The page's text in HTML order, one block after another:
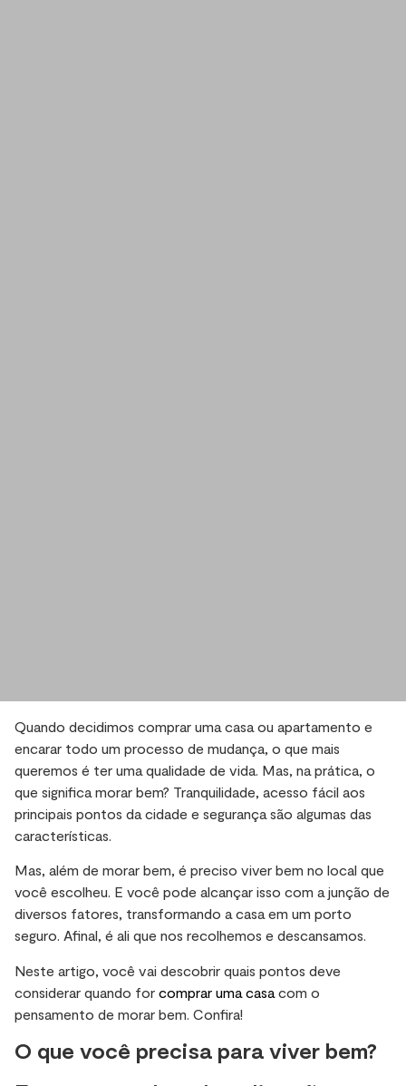
Quando decidimos comprar uma casa ou apartamento e
encarar todo um processo de mudança, o que mais
queremos é ter uma qualidade de vida. Mas, na prática, o
que significa morar bem? Tranquilidade, acesso fácil aos
principais pontos da cidade e segurança são algumas das
características.
Mas, além de morar bem, é preciso viver bem no local que
você escolheu. E você pode alcançar isso com a junção de
diversos fatores, transformando a casa em um porto
seguro. Afinal, é ali que nos recolhemos e descansamos.
Neste artigo, você vai descobrir quais pontos deve
considerar quando for comprar uma casa com o
pensamento de morar bem. Confira!
O que você precisa para viver bem?